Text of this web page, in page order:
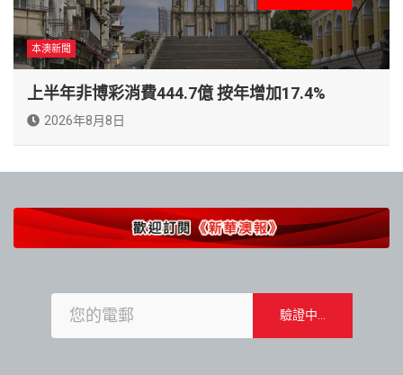
本澳新聞
上半年非博彩消費444.7億 按年增加17.4%
2026年8月8日